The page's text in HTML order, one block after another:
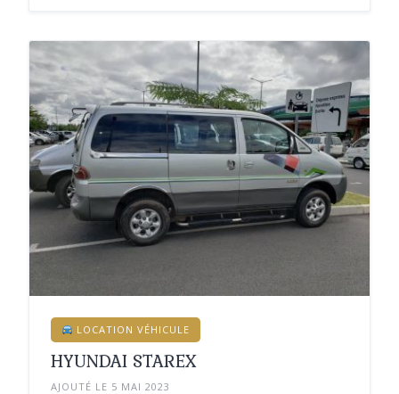
LOCATION VÉHICULE
HYUNDAI STAREX
AJOUTÉ LE 5 MAI 2023